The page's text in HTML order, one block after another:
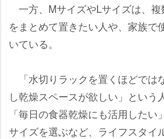
一方、MサイズやLサイズは、
をまとめて置きたい人や、家族で
いている。
「水切りラックを置くほどでは
し乾燥スペースが欲しい」という
「毎日の食器乾燥にも活用したい
サイズを選ぶなど、ライフスタ